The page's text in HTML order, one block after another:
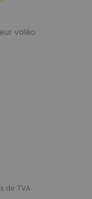
valéo
de TVA